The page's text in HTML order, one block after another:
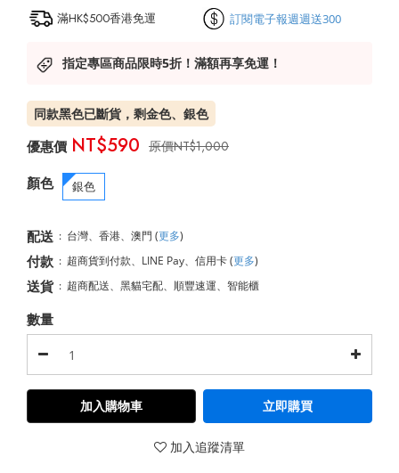
滿HK$500香港免運
訂閱電子報週週送300
指定專區商品限時5折！滿額再享免運！
同款黑色已斷貨，剩金色、銀色
NT$1,000
NT$590
顏色 銀色
配送 : 台灣、香港、澳門 (更多)
付款 : 超商貨到付款、LINE Pay、信用卡(更多)
送貨 : 超商配送、黑貓宅配、順豐速運、智能櫃
數量
加入購物車 立即購買
加入追蹤清單